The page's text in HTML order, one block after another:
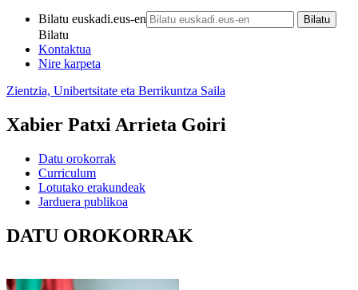
Bilatu euskadi.eus-en
Bilatu
Kontaktua
Nire karpeta
Zientzia, Unibertsitate eta Berrikuntza Saila
Xabier Patxi Arrieta Goiri
Datu orokorrak
Curriculum
Lotutako erakundeak
Jarduera publikoa
DATU OROKORRAK